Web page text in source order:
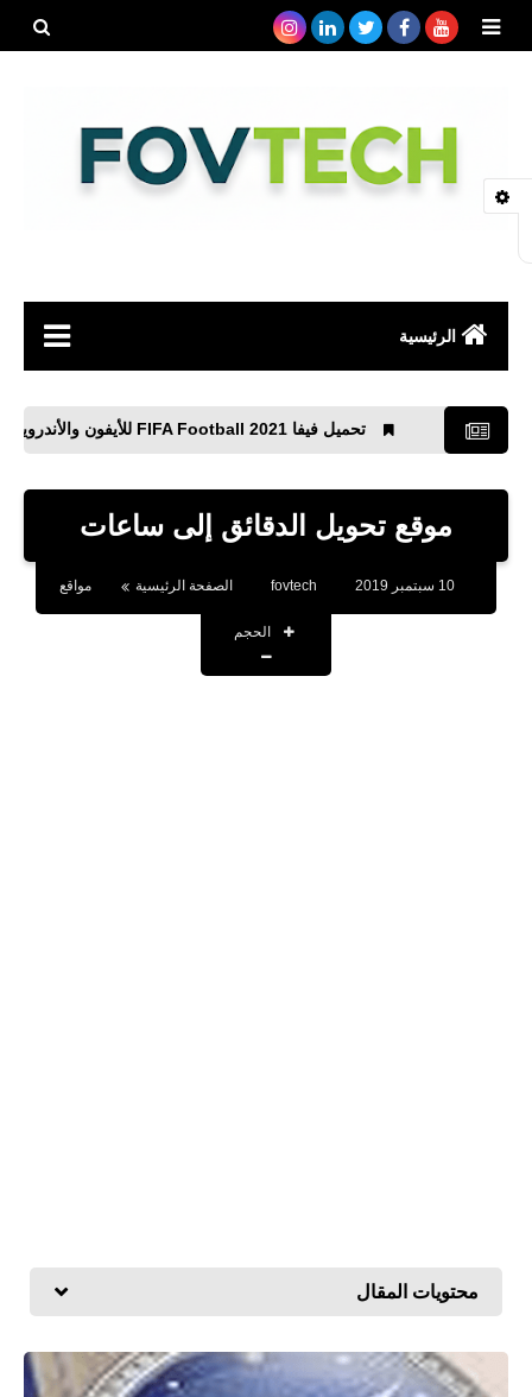
الرئيسية
مواقع
بلوجر
اخبار
العاب
تحميل فيفا 2021 FIFA Football‏ للأيفون والأندرويد APK
موقع تحويل الدقائق إلى ساعات
10 سبتمبر 2019 fovtech الصفحة الرئيسية مواقع
الحجم
محتويات المقال